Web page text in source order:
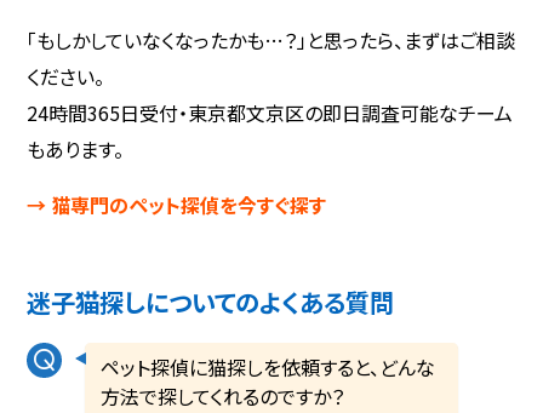
「もしかしていなくなったかも…？」と思ったら、まずはご相談
ください。
24時間365日受付・東京都文京区の即日調査可能なチーム
もあります。
→ 猫専門のペット探偵を今すぐ探す
迷子猫探しについてのよくある質問
ペット探偵に猫探しを依頼すると、どんな
方法で探してくれるのですか？